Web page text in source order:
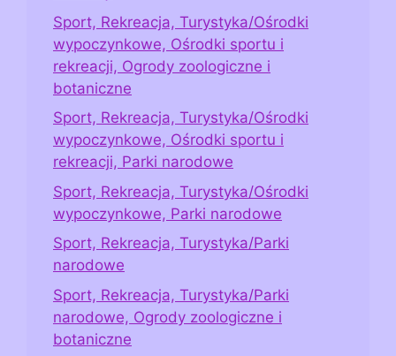
Sport, Rekreacja, Turystyka/Ośrodki
wypoczynkowe, Ośrodki sportu i
rekreacji, Ogrody zoologiczne i
botaniczne
Sport, Rekreacja, Turystyka/Ośrodki
wypoczynkowe, Ośrodki sportu i
rekreacji, Parki narodowe
Sport, Rekreacja, Turystyka/Ośrodki
wypoczynkowe, Parki narodowe
Sport, Rekreacja, Turystyka/Parki
narodowe
Sport, Rekreacja, Turystyka/Parki
narodowe, Ogrody zoologiczne i
botaniczne